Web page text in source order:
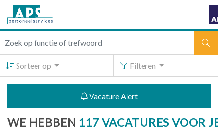
Sorteer op Filteren
Vacature Alert
WE HEBBEN 117 VACATURES VOOR